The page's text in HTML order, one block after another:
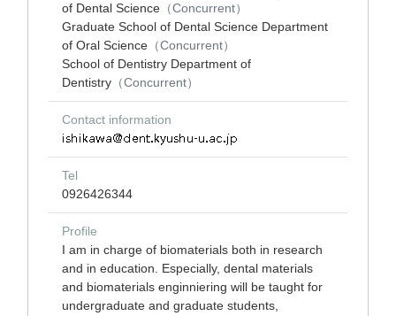
of Dental Science （Concurrent）
Graduate School of Dental Science Department
of Oral Science （Concurrent）
School of Dentistry Department of
Dentistry （Concurrent）
Contact information
Tel
0926426344
Profile
I am in charge of biomaterials both in research
and in education. Especially, dental materials
and biomaterials enginniering will be taught for
undergraduate and graduate students,